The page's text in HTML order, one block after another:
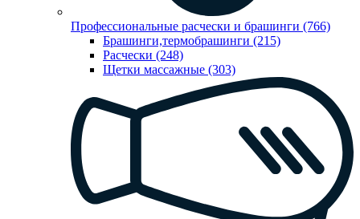
Профессиональные расчески и брашинги (766)
Брашинги,термобрашинги (215)
Расчески (248)
Щетки массажные (303)